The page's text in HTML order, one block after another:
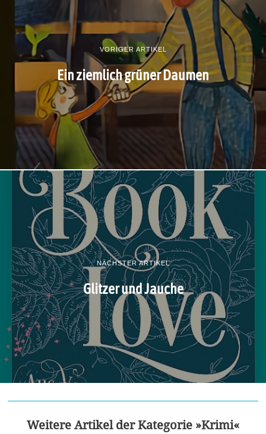
VORIGER ARTIKEL
Ein ziemlich grüner Daumen
NÄCHSTER ARTIKEL
Glitzer und Jauche
Weitere Artikel der Kategorie »Krimi«